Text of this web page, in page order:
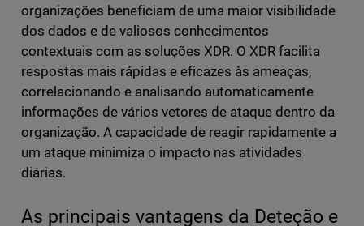
organizações beneficiam de uma maior visibilidade
dos dados e de valiosos conhecimentos
contextuais com as soluções XDR. O XDR facilita
respostas mais rápidas e eficazes às ameaças,
correlacionando e analisando automaticamente
informações de vários vetores de ataque dentro da
organização. A capacidade de reagir rapidamente a
um ataque minimiza o impacto nas atividades
diárias.
As principais vantagens da Deteção e